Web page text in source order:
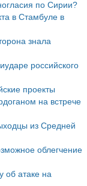
по Сирии?
в Стамбуле в
знала
российского
проекты
на встрече
из Средней
облегчение
об атаке на